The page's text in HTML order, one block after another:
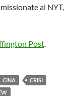
al NYT,
Post
CINA
CRISI